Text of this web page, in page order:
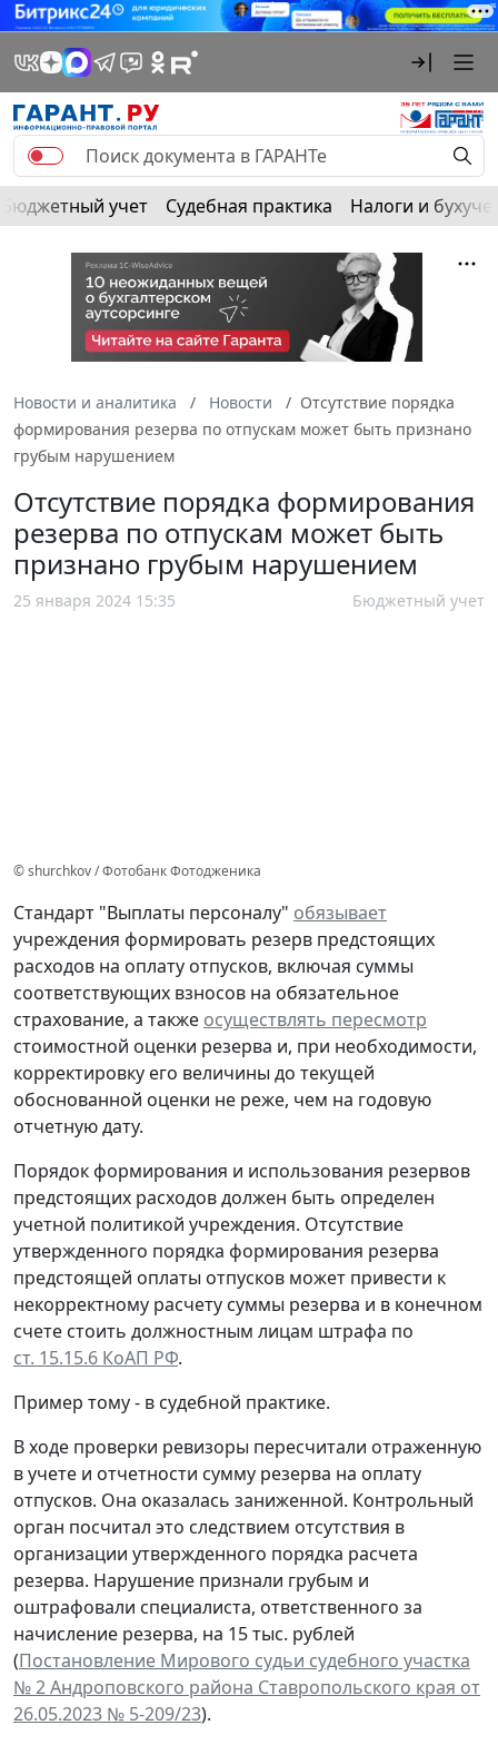
Бюджетный учет Судебная практика Налоги и
Новости и аналитика Новости
Отсутствие порядка
формирования резерва по отпускам может быть признано
грубым нарушением
Отсутствие порядка формирования
резерва по отпускам может быть
признано грубым нарушением
25 января 2024 15:35 Бюджетный учет
© shurchkov / Фотобанк Фотодженика
Стандарт "Выплаты персоналу" обязывает
учреждения формировать резерв предстоящих
расходов на оплату отпусков, включая суммы
соответствующих взносов на обязательное
страхование, а также осуществлять пересмотр
стоимостной оценки резерва и, при необходимости,
корректировку его величины до текущей
обоснованной оценки не реже, чем на годовую
отчетную дату.
Порядок формирования и использования резервов
предстоящих расходов должен быть определен
учетной политикой учреждения. Отсутствие
утвержденного порядка формирования резерва
предстоящей оплаты отпусков может привести к
некорректному расчету суммы резерва и в конечном
счете стоить должностным лицам штрафа по
ст. 15.15.6 КоАП РФ.
Пример тому - в судебной практике.
В ходе проверки ревизоры пересчитали отраженную
в учете и отчетности сумму резерва на оплату
отпусков. Она оказалась заниженной. Контрольный
орган посчитал это следствием отсутствия в
организации утвержденного порядка расчета
резерва. Нарушение признали грубым и
оштрафовали специалиста, ответственного за
начисление резерва, на 15 тыс. рублей
(Постановление Мирового судьи судебного участка
№ 2 Андроповского района Ставропольского края от
26.05.2023 № 5-209/23).